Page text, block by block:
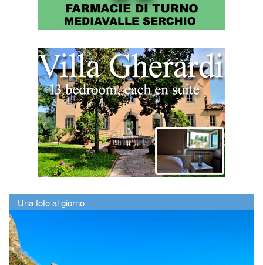
Una foto al giorno